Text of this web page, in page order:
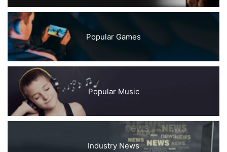
Popular Games
Popular Music
Industry News